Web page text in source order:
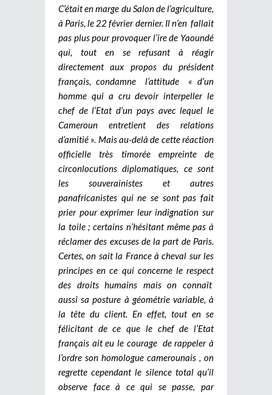
C’était en marge du Salon de l’agriculture,
à Paris, le 22 février dernier. Il n’en fallait
pas plus pour provoquer l’ire de Yaoundé
qui, tout en se refusant à réagir
directement aux propos du président
français, condamne l’attitude « d’un
homme qui a cru devoir interpeller le
chef de l’Etat d’un pays avec lequel le
Cameroun entretient des relations
d’amitié ». Mais au-delà de cette réaction
officielle très timorée empreinte de
circonlocutions diplomatiques, ce sont
les souverainistes et autres
panafricanistes qui ne se sont pas fait
prier pour exprimer leur indignation sur
la toile ; certains n’hésitant même pas à
réclamer des excuses de la part de Paris.
Certes, on sait la France à cheval sur les
principes en ce qui concerne le respect
des droits humains mais on connaît
aussi sa posture à géométrie variable, à
la tête du client. En effet, tout en se
félicitant de ce que le chef de l’Etat
français ait eu le courage de rappeler à
l’ordre son homologue camerounais , on
regrette cependant le silence total qu’il
observe face à ce qui se passe, par